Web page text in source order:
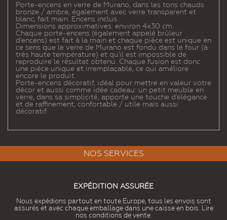
Porte-encens en verre de Murano, dans les tons chauds
bronze / ambre, également avec verre transparent et
blanc, fait main. Encens inclus.
Dimensions approximatives: environ 4x30 cm.
Chaque porte-encens (également appelé brûleur
d'encens) est fait à la main et chaque pièce est unique en
ce sens que le verre de Murano est fondu dans le four (à
très haute température) et qu'il est impossible de
reproduire le résultat obtenu. Chaque fusion est donc
une pièce unique et irremplaçable, ce qui améliore
encore le produit.
Porte-encens décoratif, idéal pour mettre en valeur votre
décor et aussi comme idée cadeau: un petit meuble en
verre, dans sa simplicité, apporte une touche d'élégance
et de raffinement, confortable / utile mais aussi
décoratif.
NOS SERVICES
EXPÉDITION ASSURÉE
Nous expédions partout en toute Europe, tous les envois sont
assurés et avec chaque emballage dans une caisse en bois. Lire
nos conditions de vente.